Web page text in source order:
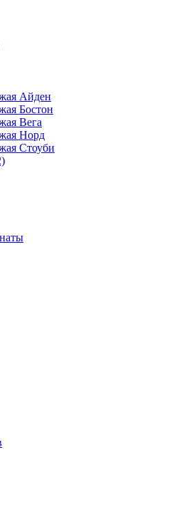
Айден
Бостон
Вега
Норд
Стоуби